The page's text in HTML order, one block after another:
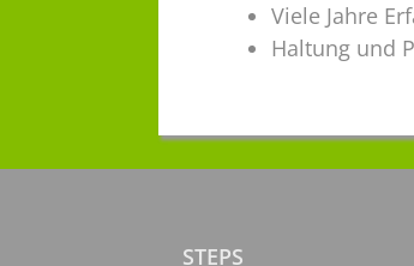
Viele Jahre
Haltung und
STEPS